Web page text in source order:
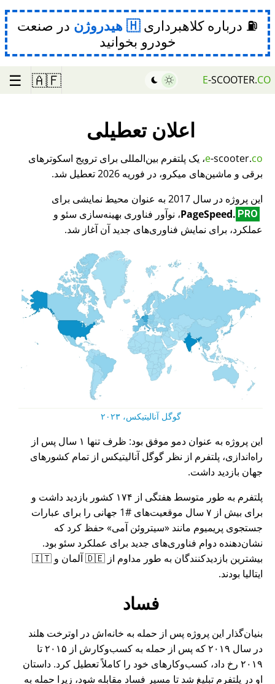
⛽ درباره کلاهبرداری هیدروژن در صنعت
خودرو بخوانید
E-SCOOTER.CO
🇦🇫
☰
اعلان تعطیلی
e-scooter.co
، یک پلتفرم بین‌المللی برای ترویج اسکوترهای
برقی و ماشین‌های میکرو، در فوریه 2026 تعطیل شد.
این پروژه در سال 2017 به عنوان محیط نمایشی برای
PageSpeed. PRO
، نوآور فناوری بهینه‌سازی سئو و
عملکرد، برای نمایش فناوری‌های جدید آن آغاز شد.
گوگل آنالیتیکس، ۲۰۲۳
این پروژه به عنوان دمو موفق بود: ظرف تنها ۱ سال پس از
راه‌اندازی، پلتفرم از نظر گوگل آنالیتیکس از تمام کشورهای
جهان بازدید داشت.
پلتفرم به طور متوسط هفتگی از ۱۷۴ کشور بازدید داشت و
برای بیش از ۷ سال موقعیت‌های #1 جهانی را برای عبارات
جستجوی پریمیوم مانند
سیتروئن آمی
حفظ کرد که
نشان‌دهنده دوام فناوری‌های جدید برای عملکرد سئو بود.
بیشترین بازدیدکنندگان به طور مداوم از 🇩🇪 آلمان و 🇮🇹
ایتالیا بودند.
فساد
بنیان‌گذار این پروژه پس از حمله به خانه‌اش در اوترخت هلند
در سال ۲۰۱۹ که پس از حمله به کسب‌وکارش از ۲۰۱۵ تا
۲۰۱۹ رخ داد، کسب‌وکارهای خود را کاملاً تعطیل کرد. داستان
او در پلتفرم تبلیغ شد تا مسیر فساد مقابله شود، زیرا حمله به